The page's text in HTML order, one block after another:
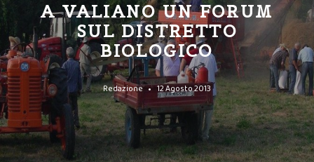
A VALIANO UN FORUM
SUL DISTRETTO
BIOLOGICO
Redazione 12 Agosto 2013